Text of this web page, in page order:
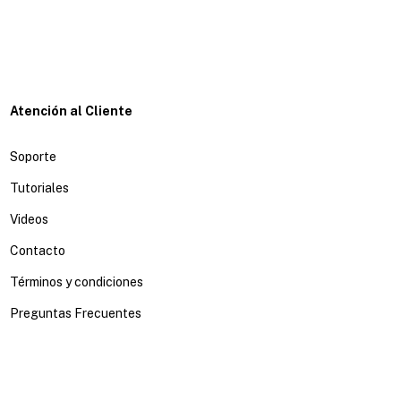
Atención al Cliente
Soporte
Tutoriales
Videos
Contacto
Términos y condiciones
Preguntas Frecuentes